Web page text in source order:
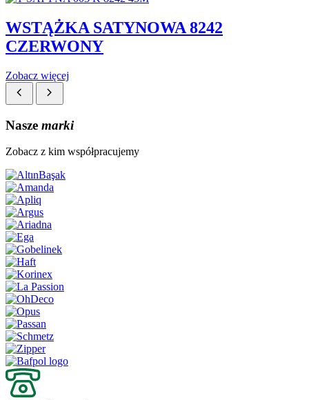
WSTĄŻKA SATYNOWA 8242
CZERWONY
Zobacz więcej
Nasze marki
Zobacz z kim współpracujemy